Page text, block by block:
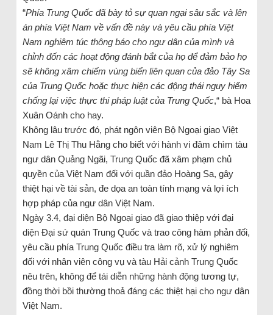
“Phía Trung Quốc đã bày tỏ sự quan ngại sâu sắc và lên
án phía Việt Nam về vấn đề này và yêu cầu phía Việt
Nam nghiêm túc thông báo cho ngư dân của mình và
chỉnh đốn các hoạt động đánh bắt của họ để đảm bảo họ
sẽ không xâm chiếm vùng biển liên quan của đảo Tây Sa
của Trung Quốc hoặc thực hiện các động thái nguy hiểm
chống lại việc thực thi pháp luật của Trung Quốc,“ bà Hoa
Xuân Oánh cho hay.
Không lâu trước đó, phát ngôn viên Bộ Ngoại giao Việt
Nam Lê Thị Thu Hằng cho biết với hành vi đâm chìm tàu
ngư dân Quảng Ngãi, Trung Quốc đã xâm phạm chủ
quyền của Việt Nam đối với quần đảo Hoàng Sa, gây
thiệt hại về tài sản, đe dọa an toàn tính mạng và lợi ích
hợp pháp của ngư dân Việt Nam.
Ngày 3.4, đại diện Bộ Ngoại giao đã giao thiệp với đại
diện Đại sứ quán Trung Quốc và trao công hàm phản đối,
yêu cầu phía Trung Quốc điều tra làm rõ, xử lý nghiêm
đối với nhân viên công vụ và tàu Hải cảnh Trung Quốc
nêu trên, không để tái diễn những hành động tương tự,
đồng thời bồi thường thoả đáng các thiệt hại cho ngư dân
Việt Nam.